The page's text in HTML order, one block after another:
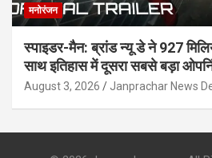
मनोरंजन
स्पाइडर-मैन: ब्रांड न्यू डे ने 927
साथ इतिहास में दूसरा सबसे बड़ा
August 3, 2026 Janprachar News